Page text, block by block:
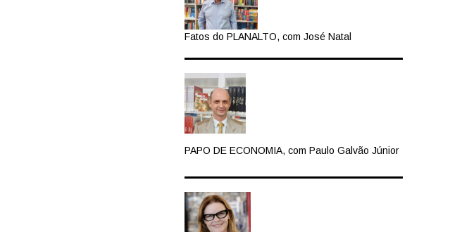
Fatos do PLANALTO, com José Natal
PAPO DE ECONOMIA, com Paulo Galvão Júnior